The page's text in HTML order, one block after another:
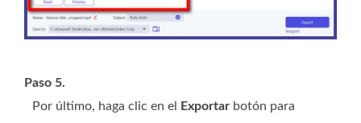
Paso 5.
Por último, haga clic en el
Exportar botón para